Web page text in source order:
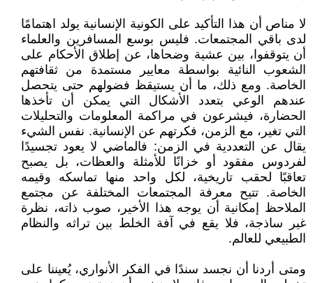
لا مناص أن هذا التأكيد على الكونية الإنسانية يولد اهتمامًا
لدى باقي المجتمعات. فليس بوسع المسافرين والعلماء
أن يتوقفوا، بين عشية وضحاها، عن إطلاق الأحكام على
الشعوب النائية بواسطة معايير مستمدة من ثقافتهم
الخاصة. ومع ذلك، ما أن يستيقظ فضولهم حتى يتحصل
عندهم الوعي بتعدد الأشكال التي يمكن أن تأخذها
الحضارة، فيشرعون في مراكمة المعلومات والتحليلات
التي تغير، مع الزمن، فكرتهم عن الإنسانية. نفس الشيء
يقال عن التعددية في الزمن: فالماضي لا يعود تجسيدًا
لفردوس مفقود أو خزانًا للأمثلة والعظات، بل يصبح
تعاقبًا لحقب تاريخية، لكل واحد منها تماسكه وقيمه
الخاصة. تتيح معرفة المجتمعات المختلفة عن مجتمع
الملاحظ إمكانية أن يوجه هذا الأخير، صوب ذاته، نظرة
غير ساذجة، فلا يقع في آفة الخلط بين تراثه والنظام
الطبيعي للعالم.
ومتى أردنا أن نجسد سندًا في الفكر الأنواري، يُعيننا على